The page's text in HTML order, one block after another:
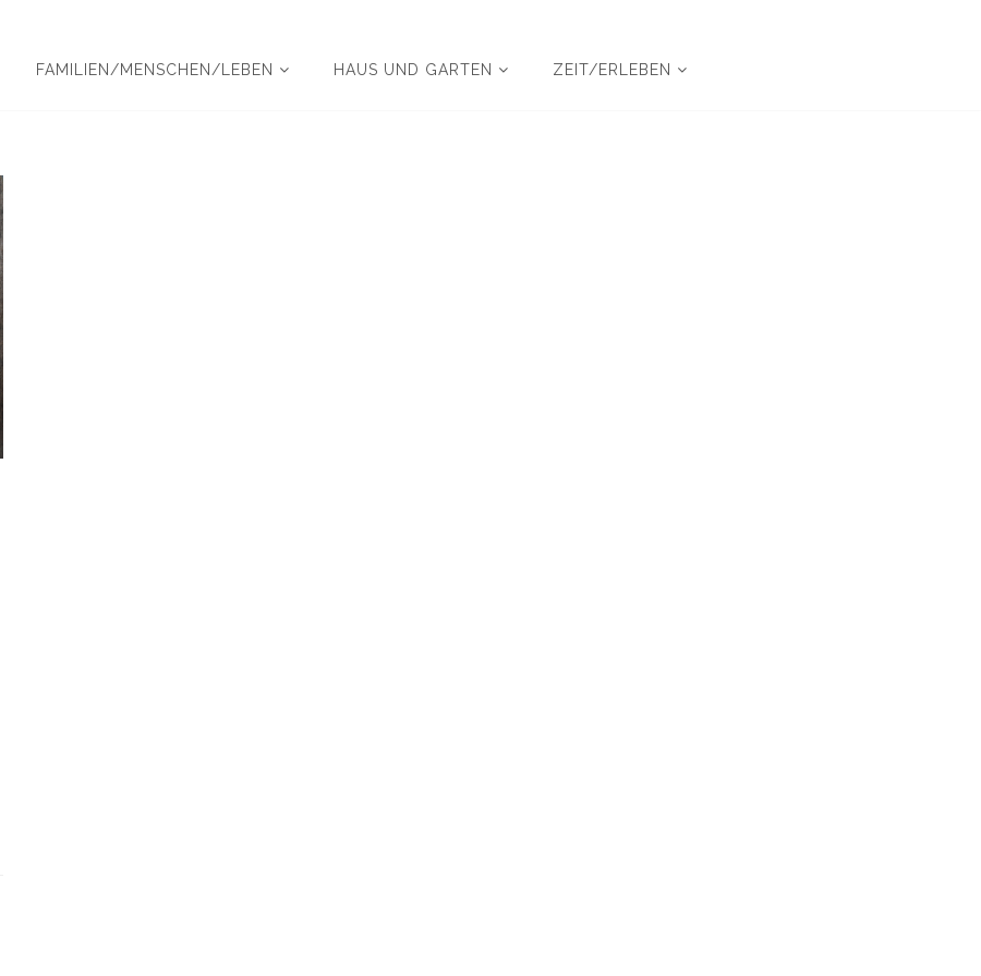
FAMILIEN/MENSCHEN/LEBEN HAUS UND GARTEN ZEIT/ERLEBEN